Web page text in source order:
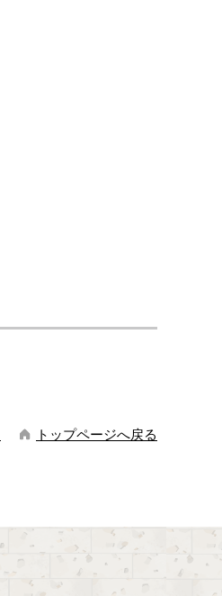
トップページへ戻る